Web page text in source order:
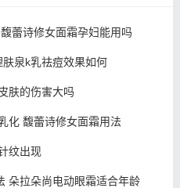
蕾诗修女面霜孕妇能用吗
泉k乳祛痘效果如何
肤的伤害大吗
化 馥蕾诗修女面霜用法
纹出现
朵拉朵尚电动眼霜适合年龄